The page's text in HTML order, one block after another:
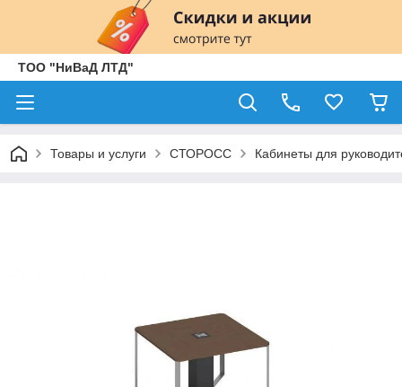
ТОО "НиВаД ЛТД"
Товары и услуги СТОРОСС Кабинеты для